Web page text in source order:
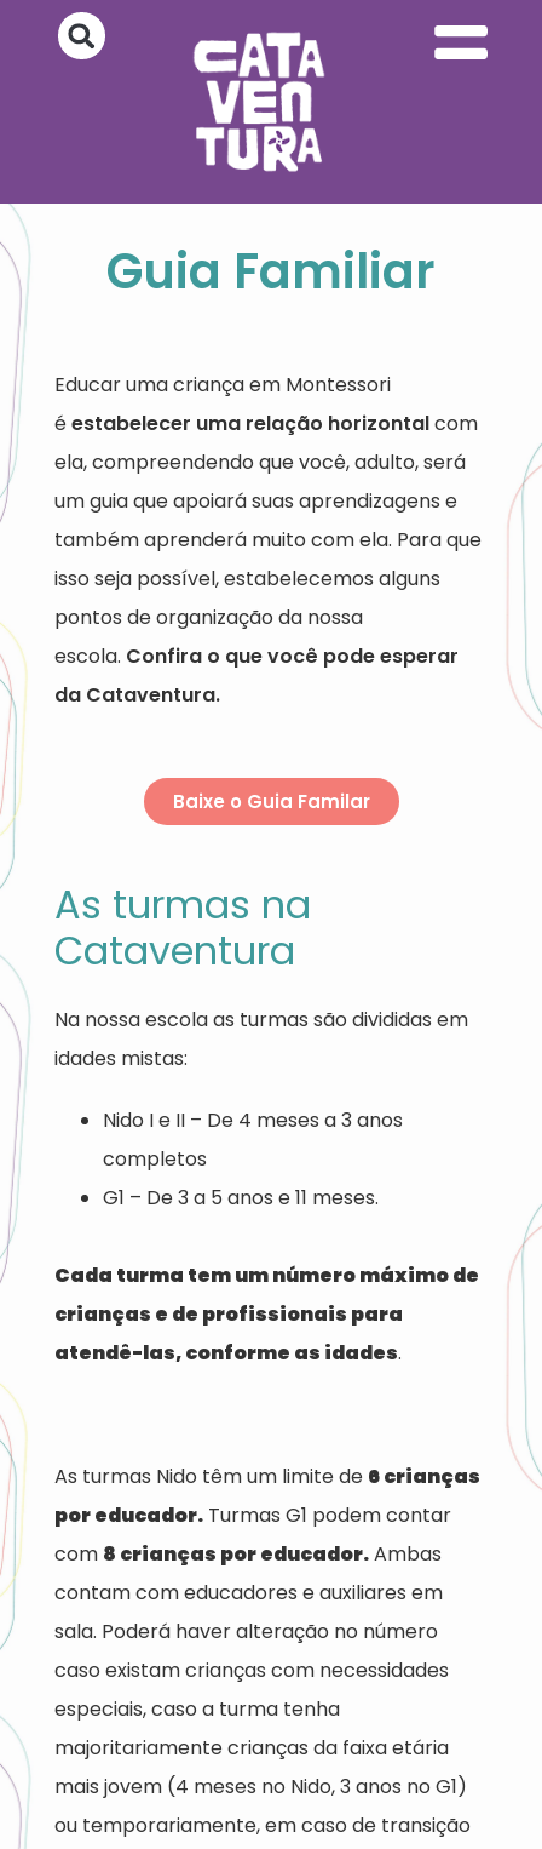
Guia Familiar
Educar uma criança em Montessori
éestabelecer uma relação horizontalcom
ela, compreendendo que você, adulto, será
um guia que apoiará suas aprendizagens e
também aprenderá muito com ela. Para que
isso seja possível, estabelecemos alguns
pontos de organização da nossa
escola. Confira o que você pode esperar
da Cataventura.
Baixe o Guia Familar
As turmas na
Cataventura
Na nossa escola as turmas são divididas em
idades mistas:
Nido I e II – De 4 meses a 3 anos
completos
G1 – De 3 a 5 anos e 11 meses.
Cada turma tem um número máximo de
crianças e de profissionais para
atendê-las, conforme as idades.
As turmas Nido têm um limite de 6 crianças
por educador.Turmas G1 podem contar
com 8 crianças por educador.Ambas
contam com educadores e auxiliares em
sala. Poderá haver alteração no número
caso existam crianças com necessidades
especiais, caso a turma tenha
majoritariamente crianças da faixa etária
mais jovem (4 meses no Nido, 3 anos no G1)
ou temporariamente, em caso de transição